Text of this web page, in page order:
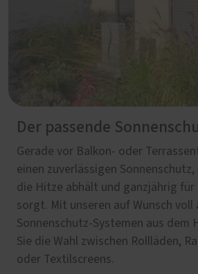
Der passende
Gerade vor Balkon- oder
einen zuverlässigen
die Hitze abhält und ganzjährig für
sorgt. Mit unseren auf Wunsch
Sonnenschutz-Systemen aus dem
Sie die Wahl zwischen Rollläden,
oder Textilscreens.